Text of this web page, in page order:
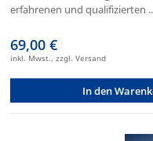
erfahrenen und qualifizierten
69,00 €
inkl. Mwst., zzgl. Versand
In den